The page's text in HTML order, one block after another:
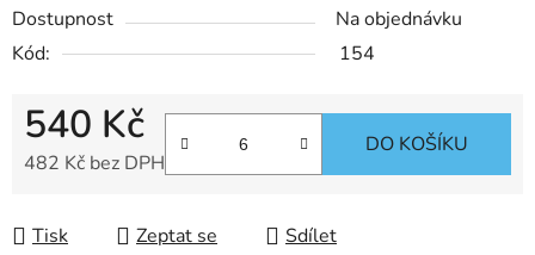
Dostupnost
Na objednávku
Kód:
154
540 Kč
482 Kč bez DPH
DO KOŠÍKU
Tisk Zeptat se Sdílet